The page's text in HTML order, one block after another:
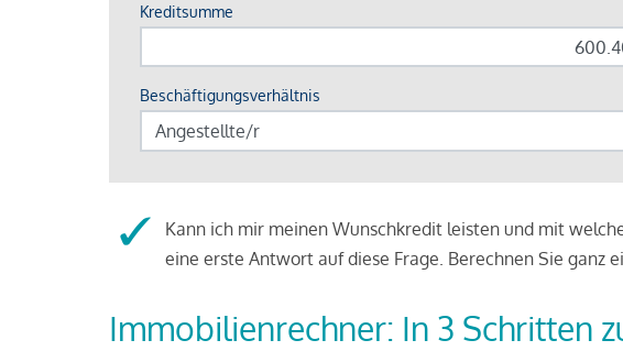
Kann ich mir meinen Wunschkredit leisten und mit
eine erste Antwort auf diese Frage. Berechnen Sie ganz
Immobilienrechner: In 3 Schritten